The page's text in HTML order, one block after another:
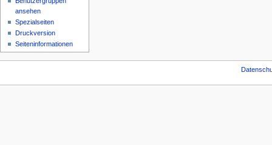
ansehen
Spezialseiten
Druckversion
Seiten­­informationen